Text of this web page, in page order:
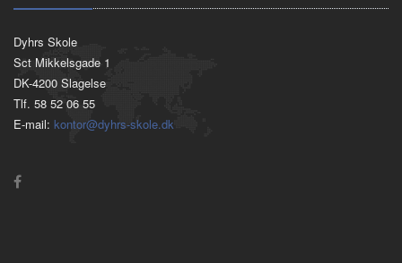
Dyhrs Skole
Sct Mikkelsgade 1
DK-4200 Slagelse
Tlf. 58 52 06 55
E-mail: kontor@dyhrs-skole.dk